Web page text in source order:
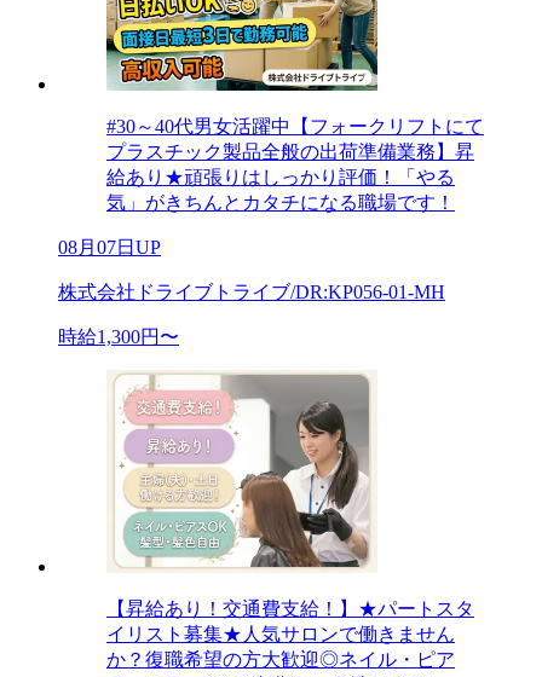
#30～40代男女活躍中【フォークリフトにて
プラスチック製品全般の出荷準備業務】昇
給あり★頑張りはしっかり評価！「やる
気」がきちんとカタチになる職場です！
08月07日UP
株式会社ドライブトライブ/DR:KP056-01-MH
時給1,300円〜
【昇給あり！交通費支給！】★パートスタ
イリスト募集★人気サロンで働きません
か？復職希望の方大歓迎◎ネイル・ピア